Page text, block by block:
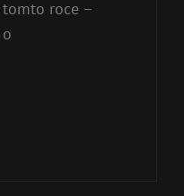
roce –